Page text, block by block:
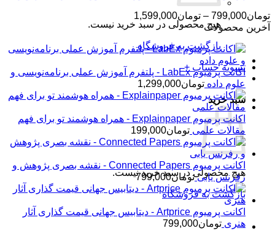
هیچ محصولی در سبد خرید نیست.
بازگشت به فروشگاه
تسویه حساب +
سبد خرید
هیچ محصولی در سبد خرید نیست.
بازگشت به فروشگاه
تومان799,000
– تومان1,599,000
قیمت:
تا
آخرین محصولات
اکانت پرمیوم LabEx - پلتفرم آموزش عملی برنامه‌نویسی و
علوم داده تومان1,299,000
اکانت پرمیوم Explainpaper - همراه هوشمند تو برای فهم
مقالات علمی تومان199,000
اکانت پرمیوم Connected Papers - نقشه بصری پژوهش و
رفرنس یابی تومان799,000
اکانت پرمیوم Artprice - دیتابیس جهانی قیمت ‌گذاری آثار
هنری تومان799,000